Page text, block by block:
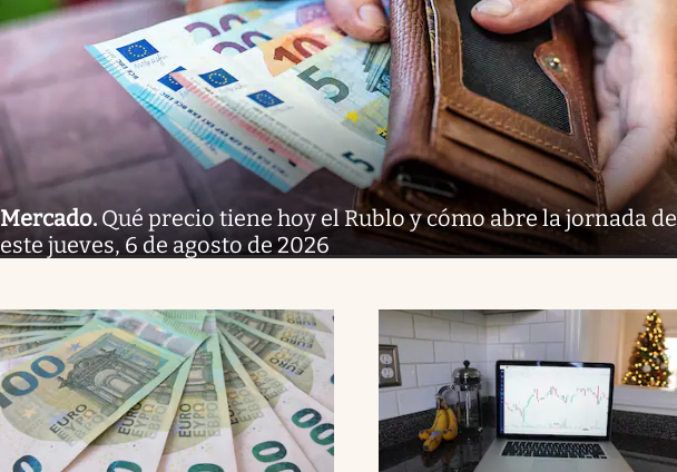
Mercado. Qué precio tiene hoy el Rublo y cómo abre la jornada de
este jueves, 6 de agosto de 2026